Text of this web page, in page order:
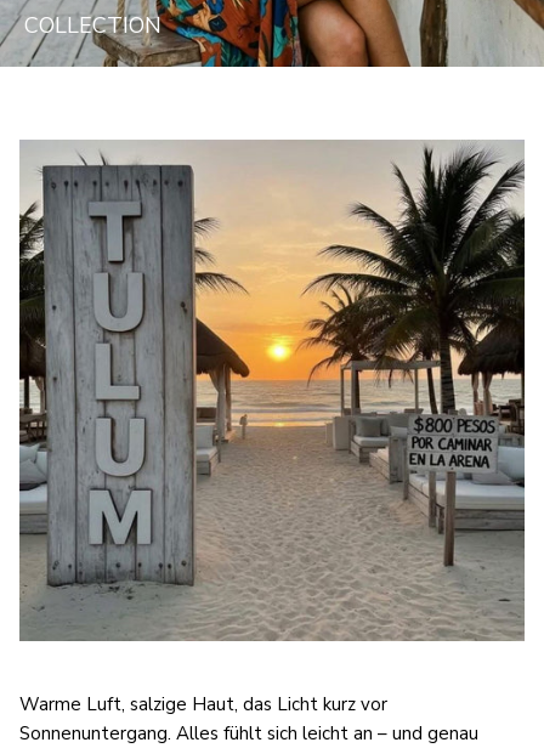
COLLECTION
Warme Luft, salzige Haut, das Licht kurz vor
Sonnenuntergang. Alles fühlt sich leicht an – und genau